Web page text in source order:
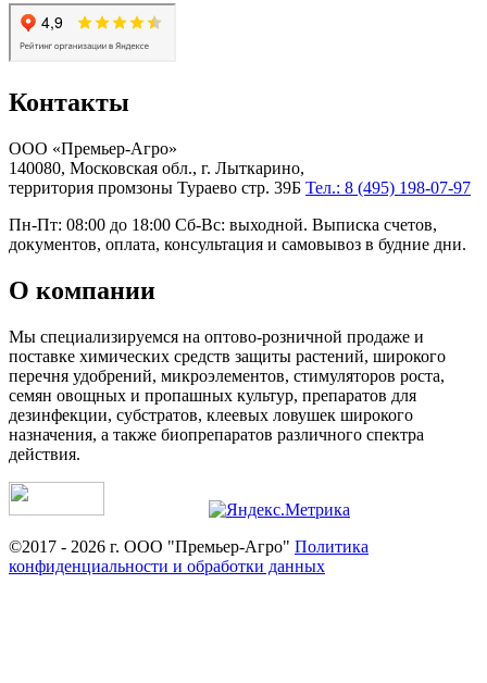
Контакты
ООО «Премьер-Агро»
140080, Московская обл., г. Лыткарино,
территория промзоны Тураево стр. 39Б Тел.: 8 (495) 198-07-97
Пн-Пт: 08:00 до 18:00 Сб-Вс: выходной. Выписка счетов,
документов, оплата, консультация и самовывоз в будние дни.
О компании
Мы специализируемся на оптово-розничной продаже и
поставке химических средств защиты растений, широкого
перечня удобрений, микроэлементов, стимуляторов роста,
семян овощных и пропашных культур, препаратов для
дезинфекции, субстратов, клеевых ловушек широкого
назначения, а также биопрепаратов различного спектра
действия.
©2017 - 2026 г. ООО "Премьер-Агро" Политика
конфиденциальности и обработки данных